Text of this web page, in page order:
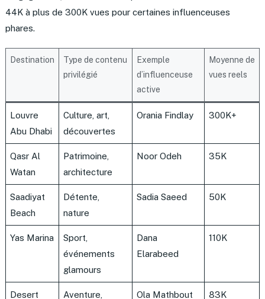
44K à plus de 300K vues pour certaines influenceuses
phares.
Destination
Type de contenu
privilégié
Exemple
d’influenceuse
active
Moyenne de
vues reels
Louvre
Abu Dhabi
Culture, art,
découvertes
Orania Findlay 300K+
Qasr Al
Watan
Patrimoine,
architecture
Noor Odeh 35K
Saadiyat
Beach
Détente,
nature
Sadia Saeed 50K
Yas Marina
Sport,
événements
glamours
Dana
Elarabeed
110K
Desert
Aventure,
Ola Mathbout 83K